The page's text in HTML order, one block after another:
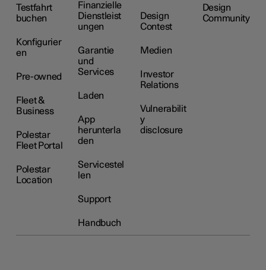
Testfahrt
buchen
Konfigurier
en
Pre-owned
Fleet &
Business
Polestar
Fleet Portal
Polestar
Location
Finanzielle
Dienstleist
ungen
Garantie
und
Services
Laden
App
herunterla
den
Servicestel
len
Support
Handbuch
Design
Contest
Medien
Investor
Relations
Vulnerabilit
y
disclosure
Design
Community